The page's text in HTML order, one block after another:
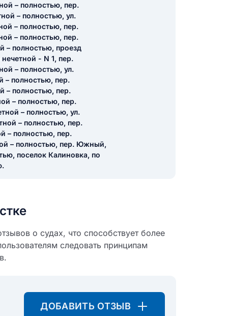
– полностью, пер.
– полностью, ул.
– полностью, пер.
– полностью, пер.
– полностью, проезд
- N 1, пер.
– полностью, ул.
– полностью, пер.
– полностью, пер.
– полностью, пер.
– полностью, ул.
– полностью, пер.
– полностью, пер.
– полностью, пер. Южный,
поселок Калиновка, по
о судах, что способствует более
следовать принципам
ДОБАВИТЬ ОТЗЫВ